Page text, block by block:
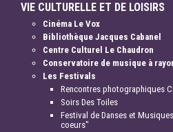
VIE CULTURELLE ET DE LOISIRS
Cinéma Le Vox
Bibliothèque Jacques Cabanel
Centre Culturel Le Chaudron
Conservatoire de musique à
Les Festivals
Rencontres photographiques
Soirs Des Toiles
Festival de Danses et
coeurs"